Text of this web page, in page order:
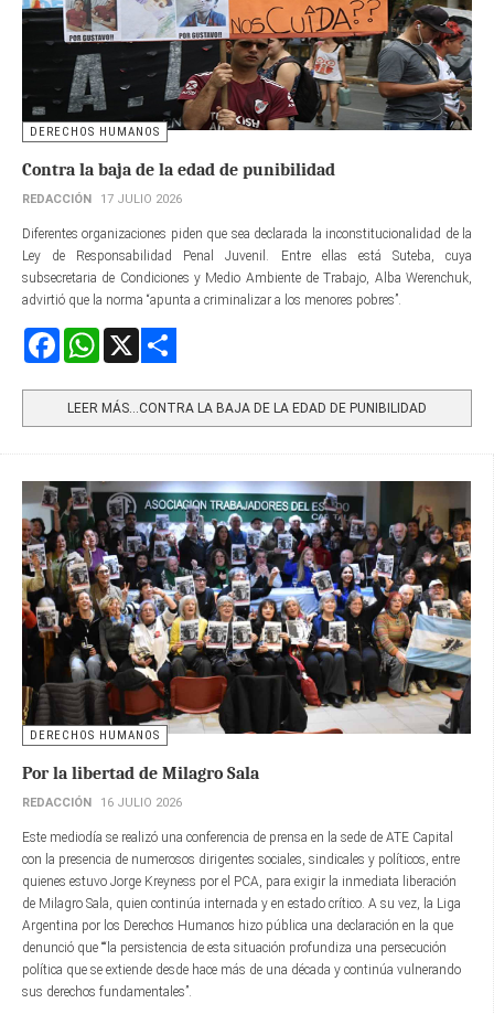
DERECHOS HUMANOS
Contra la baja de la edad de punibilidad
REDACCIÓN 17 JULIO 2026
Diferentes organizaciones piden que sea declarada la inconstitucionalidad de la
Ley de Responsabilidad Penal Juvenil. Entre ellas está Suteba, cuya
subsecretaria de Condiciones y Medio Ambiente de Trabajo, Alba Werenchuk,
advirtió que la norma “apunta a criminalizar a los menores pobres”.
FacebookWhatsApp
LEER MÁS…CONTRA LA BAJA DE LA EDAD DE PUNIBILIDAD
DERECHOS HUMANOS
Por la libertad de Milagro Sala
REDACCIÓN 16 JULIO 2026
Este mediodía se realizó una conferencia de prensa en la sede de ATE Capital
con la presencia de numerosos dirigentes sociales, sindicales y políticos, entre
quienes estuvo Jorge Kreyness por el PCA, para exigir la inmediata liberación
de Milagro Sala, quien continúa internada y en estado crítico. A su vez, la Liga
Argentina por los Derechos Humanos hizo pública una declaración en la que
denunció que ““la persistencia de esta situación profundiza una persecución
política que se extiende desde hace más de una década y continúa vulnerando
sus derechos fundamentales”.